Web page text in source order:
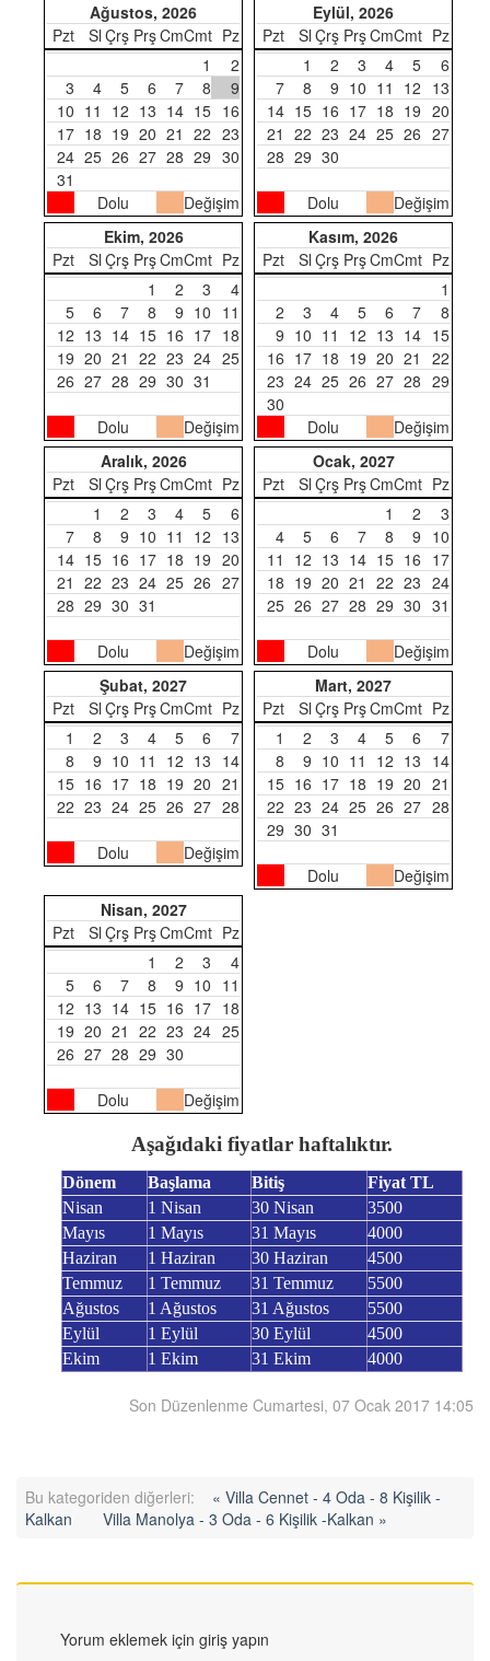
Ağustos, 2026
Pzt
Sl Çrş PrşCmCmt Pz
1
2
3
4 5 6 7 8
9
10 11 12 13 14 15 16
17 18 19 20 21 22 23
24 25 26 27 28 29 30
31
Dolu
Değişim
Eylül, 2026
Pzt
Sl Çrş PrşCmCmt Pz
1
2 3 4 5
6
7
8 9 10 11 12 13
14 15 16 17 18 19 20
21 22 23 24 25 26 27
28 29 30
Dolu
Değişim
Ekim, 2026
Pzt
Sl Çrş PrşCmCmt Pz
1
2 3
4
5
6 7 8 9 10 11
12 13 14 15 16 17 18
19 20 21 22 23 24 25
26 27 28 29 30 31
Dolu Değişim
Kasım, 2026
Pzt
Sl Çrş PrşCmCmt Pz
1
2
3 4 5 6 7
8
9 10 11 12 13 14 15
16 17 18 19 20 21
22
23 24 25 26 27 28 29
30
Dolu
Değişim
Aralık, 2026
Pzt
Sl Çrş PrşCmCmt Pz
1
2 3 4 5
6
7
8 9 10 11 12 13
14 15 16 17 18 19 20
21 22 23 24 25 26 27
28 29 30 31
Dolu Değişim
Ocak, 2027
Pzt
Sl Çrş PrşCmCmt Pz
1
2
3
4
5 6 7 8 9 10
11
12 13 14 15 16 17
18 19 20 21 22 23 24
25 26 27 28 29 30 31
Dolu
Değişim
Şubat, 2027
Pzt
Sl Çrş PrşCmCmt Pz
1
2 3 4 5 6
7
8
9 10 11 12 13 14
15 16 17 18 19 20 21
22 23 24 25 26 27 28
Dolu Değişim
Mart, 2027
Pzt
Sl Çrş PrşCmCmt Pz
1
2 3 4 5 6
7
8
9 10 11 12 13 14
15 16 17 18 19 20 21
22 23 24 25 26 27 28
29 30 31
Dolu
Değişim
Nisan, 2027
Pzt
Sl Çrş PrşCmCmt Pz
1
2 3
4
5
6 7 8 9 10 11
12 13 14 15 16 17 18
19 20 21 22 23 24 25
26 27 28 29 30
Dolu Değişim
Aşağıdaki fiyatlar haftalıktır.
Dönem Başlama Bitiş
Fiyat TL
Nisan
1 Nisan 30 Nisan
3500
Mayıs
1 Mayıs 31 Mayıs
4000
Haziran
1 Haziran 30 Haziran
4500
Temmuz
1 Temmuz 31 Temmuz
5500
Ağustos
1 Ağustos 31 Ağustos
5500
Eylül
1 Eylül 30 Eylül
4500
Ekim
1 Ekim 31 Ekim 4000
Son Düzenlenme Cumartesi, 07 Ocak 2017 14:05
Bu kategoriden diğerleri:
« Villa Cennet - 4 Oda - 8 Kişilik -
Kalkan
Villa Manolya - 3 Oda - 6 Kişilik -Kalkan »
Yorum eklemek için giriş yapın